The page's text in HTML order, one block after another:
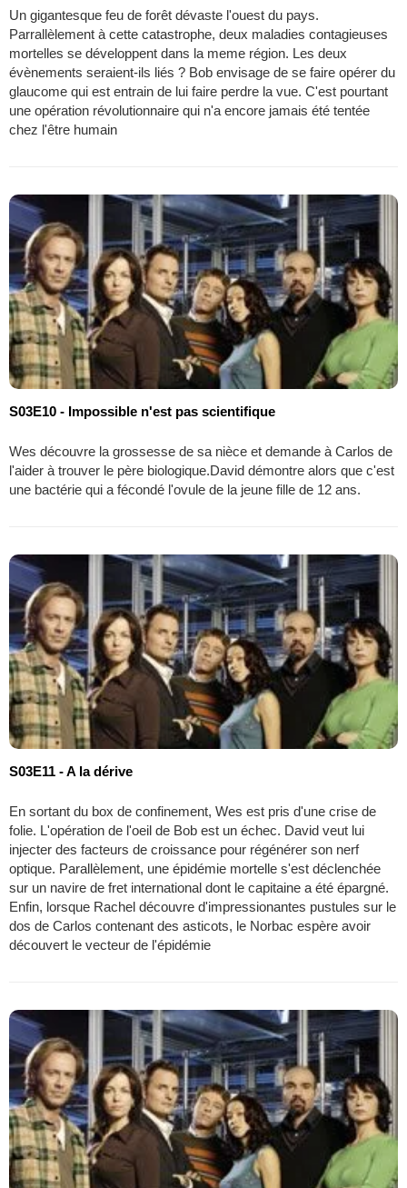
Un gigantesque feu de forêt dévaste l'ouest du pays.
Parrallèlement à cette catastrophe, deux maladies contagieuses
mortelles se développent dans la meme région. Les deux
évènements seraient-ils liés ? Bob envisage de se faire opérer du
glaucome qui est entrain de lui faire perdre la vue. C'est pourtant
une opération révolutionnaire qui n'a encore jamais été tentée
chez l'être humain
S03E10 - Impossible n'est pas scientifique
Wes découvre la grossesse de sa nièce et demande à Carlos de
l'aider à trouver le père biologique.David démontre alors que c'est
une bactérie qui a fécondé l'ovule de la jeune fille de 12 ans.
S03E11 - A la dérive
En sortant du box de confinement, Wes est pris d'une crise de
folie. L'opération de l'oeil de Bob est un échec. David veut lui
injecter des facteurs de croissance pour régénérer son nerf
optique. Parallèlement, une épidémie mortelle s'est déclenchée
sur un navire de fret international dont le capitaine a été épargné.
Enfin, lorsque Rachel découvre d'impressionantes pustules sur le
dos de Carlos contenant des asticots, le Norbac espère avoir
découvert le vecteur de l'épidémie